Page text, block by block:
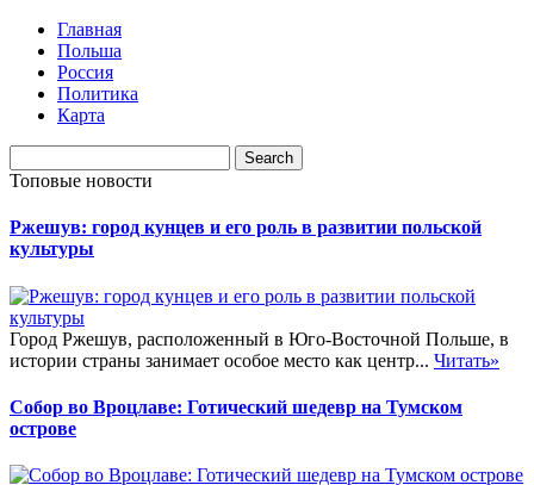
Главная
Польша
Россия
Политика
Карта
Топовые новости
Ржешув: город кунцев и его роль в развитии польской
культуры
Город Ржешув, расположенный в Юго-Восточной Польше, в
истории страны занимает особое место как центр... Читать»
Собор во Вроцлаве: Готический шедевр на Тумском
острове